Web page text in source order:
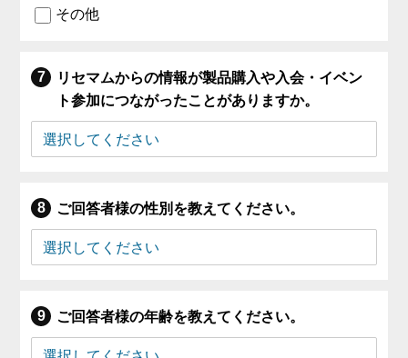
その他
リセマムからの情報が製品購入や入会・イベン
ト参加につながったことがありますか。
ご回答者様の性別を教えてください。
ご回答者様の年齢を教えてください。